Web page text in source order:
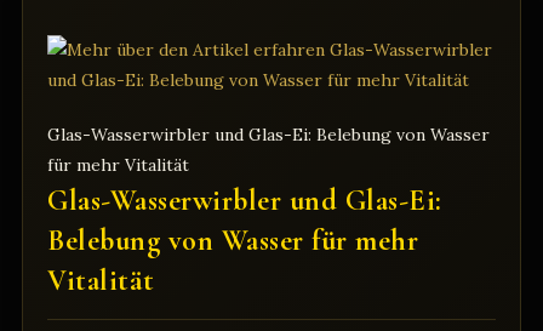
Glas-Wasserwirbler und Glas-Ei: Belebung von Wasser
für mehr Vitalität
Glas-Wasserwirbler und Glas-Ei:
Belebung von Wasser für mehr
Vitalität